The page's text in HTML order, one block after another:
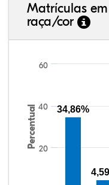
Matrículas
raça/cor
Percentual 20
40
60
34,86%